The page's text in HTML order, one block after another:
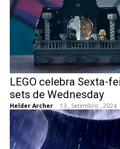
LEGO celebra Sexta-
sets de Wednesday
Helder Archer - 13 , Setembro , 2024